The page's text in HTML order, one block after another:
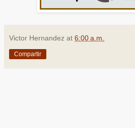
Victor Hernandez at 6:00 a.m.
Compartir